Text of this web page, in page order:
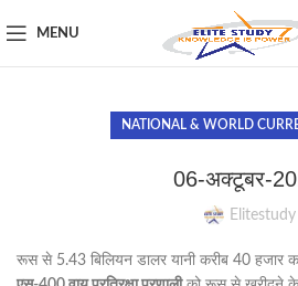
MENU
NATIONAL & WORLD
06-अक्टूबर-
Elitestudy
रूस से 5.43 बिलियन डालर यानी करीब 40 हजार